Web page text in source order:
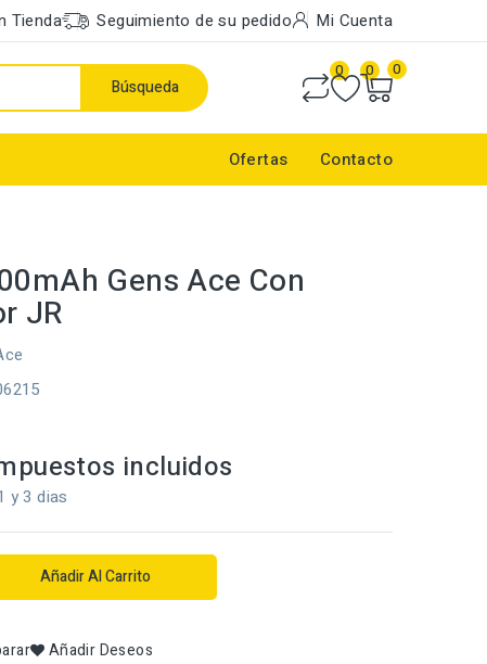
Tienda Seguimiento de su pedido Mi Cuenta
Búsqueda
0 0 0
Ofertas Contacto
Gens Ace Con
JR
incluidos
y 3 dias
Añadir Al Carrito
Añadir Deseos